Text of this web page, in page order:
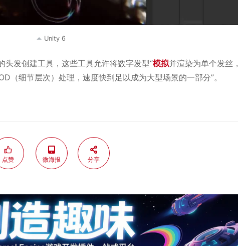
Unity 6
发创建工具，这些工具允许将数字发型“模拟并渲染为单个发丝，
（细节层次）处理，速度快到足以成为大型场景的一部分”。
点赞 微海报 分享